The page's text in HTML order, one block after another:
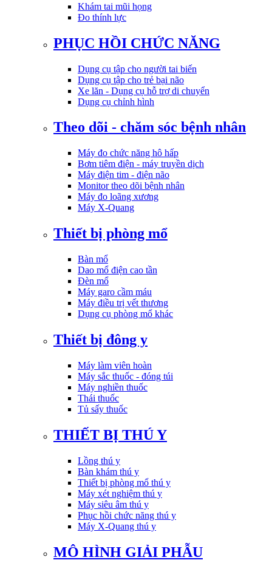
Khám tai mũi họng
Đo thính lực
PHỤC HỒI CHỨC NĂNG
Dụng cụ tập cho người tai biến
Dụng cụ tập cho trẻ bại não
Xe lăn - Dụng cụ hỗ trợ di chuyển
Dụng cụ chỉnh hình
Theo dõi - chăm sóc bệnh nhân
Máy đo chức năng hô hấp
Bơm tiêm điện - máy truyền dịch
Máy điện tim - điện não
Monitor theo dõi bệnh nhân
Máy đo loãng xương
Máy X-Quang
Thiết bị phòng mổ
Bàn mổ
Dao mổ điện cao tần
Đèn mổ
Máy garo cầm máu
Máy điều trị vết thương
Dụng cụ phòng mổ khác
Thiết bị đông y
Máy làm viên hoàn
Máy sắc thuốc - đóng túi
Máy nghiền thuốc
Thái thuốc
Tủ sấy thuốc
THIẾT BỊ THÚ Y
Lồng thú y
Bàn khám thú y
Thiết bị phòng mổ thú y
Máy xét nghiệm thú y
Máy siêu âm thú y
Phục hồi chức năng thú y
Máy X-Quang thú y
MÔ HÌNH GIẢI PHẪU